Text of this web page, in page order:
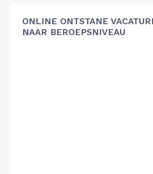
ONLINE ONTSTANE
NAAR BEROEPSNIVEAU